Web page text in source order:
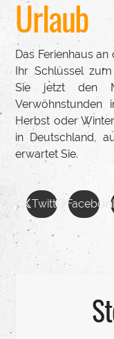
Urlaub
Das Ferienhaus
Ihr Schlüssel
Sie jetzt den
Verwöhnstunden
Herbst oder
in Deutschland,
erwartet Sie.
Twitter